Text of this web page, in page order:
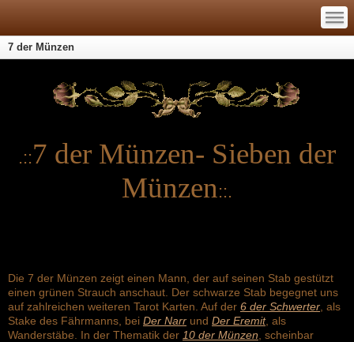
—
—
—
7 der Münzen
.::7 der Münzen- Sieben der
Münzen ::.
Die 7 der Münzen zeigt einen Mann, der auf seinen Stab gestützt
einen grünen Strauch anschaut. Der schwarze Stab begegnet uns
auf zahlreichen weiteren Tarot Karten. Auf der 6 der Schwerter , als
Stake des Fährmanns, bei Der Narr und Der Eremit, als
Wanderstäbe. In der Thematik der 10 der Münzen , scheinbar